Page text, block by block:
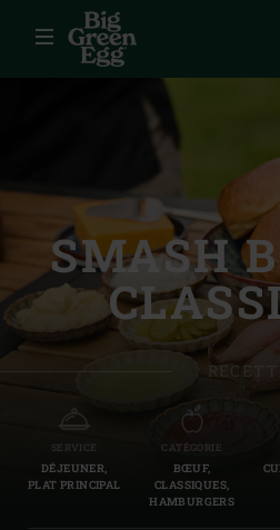
Menu
SMASH
SERVICE
DÉJEUNER,
PLAT PRINCIPAL
CATÉGORIE
BŒUF,
CLASSIQUES,
HAMBURGERS